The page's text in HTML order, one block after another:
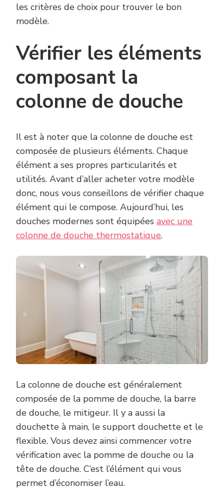
les critères de choix pour trouver le bon
modèle.
Vérifier les éléments
composant la
colonne de douche
Il est à noter que la colonne de douche est
composée de plusieurs éléments. Chaque
élément a ses propres particularités et
utilités. Avant d’aller acheter votre modèle
donc, nous vous conseillons de vérifier chaque
élément qui le compose. Aujourd’hui, les
douches modernes sont équipées avec une
colonne de douche thermostatique.
La colonne de douche est généralement
composée de la pomme de douche, la barre
de douche, le mitigeur. Il y a aussi la
douchette à main, le support douchette et le
flexible. Vous devez ainsi commencer votre
vérification avec la pomme de douche ou la
tête de douche. C’est l’élément qui vous
permet d’économiser l’eau.